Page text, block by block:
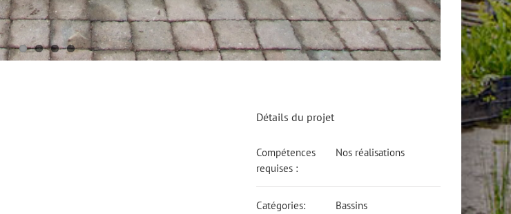
Détails du projet
Compétences
requises :
Nos réalisations
Catégories:
Bassins